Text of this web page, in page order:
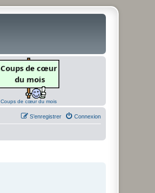
Coups de cœur du mois
Connexion
S’enregistrer